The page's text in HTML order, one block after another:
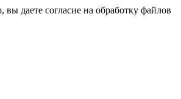
даете согласие на обработку файлов